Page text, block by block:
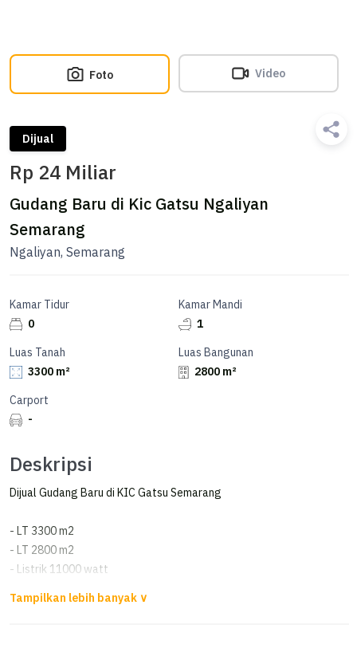
Foto Video
Dijual
Rp 24 Miliar
Gudang Baru di Kic Gatsu Ngaliyan
Semarang
Ngaliyan, Semarang
Kamar Tidur
0
Kamar Mandi
1
Luas Tanah
3300 m²
Luas Bangunan
2800 m²
Carport
-
Deskripsi
Dijual Gudang Baru di KIC Gatsu Semarang
- LT 3300 m2
- LT 2800 m2
- Listrik 11000 watt
- ⁠PPN pembeli